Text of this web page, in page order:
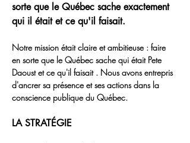
sorte que le Québec sache exactement
qui il était et ce qu'il faisait.
Notre mission était claire et ambitieuse : faire
en sorte que le Québec sache qui était Pete
Daoust et ce qu'il faisait . Nous avons entrepris
d'ancrer sa présence et ses actions dans la
conscience publique du Québec.
LA STRATÉGIE